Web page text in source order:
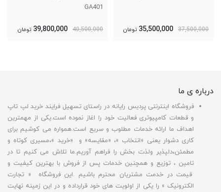
40,500,000
39,800,000 تومان 32,500,000
31,400,000 تومان
درباره ی ما
فروشگاه اینترنتی پردیس رایانه در راستای تسهیل فرایند خرید لپ تاپ
و قطعات کامپیوتری فعالیت خود را اغاز نموده است.یکی از مهمترین
اهداف ما ارائه خدمات مطلوب و سریع است.همواره می کوشیم برای
کاری دشوار یعنی «انتخاب »، «مقایسه» و «خرید »،مسیری کوتاه و
مطمئن،دلپذیر ولذت بخش را فراهم آوریم.ما تلاش می کنیم تا در
تامین ، توزیع و همچنین خدمات پس از فروش با بهترین کیفیت و
قیمت در خدمت مشتریان محترم باشیم .این فروشگاه « تجارت
الکترونیک » را یکی از اولویت های خود قرارداده و در این زمینه نهایت